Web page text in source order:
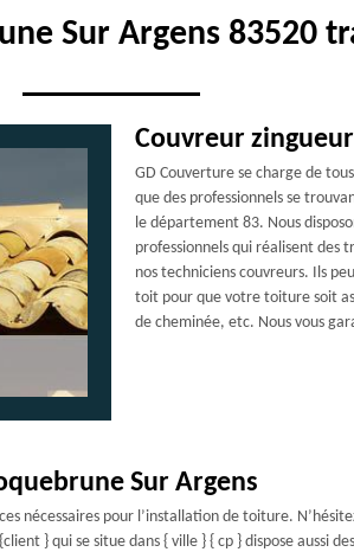
Sur Argens 83520
Couvreur
GD Couverture se charge de
que des professionnels se
le département 83. Nous
professionnels qui réalisent des
nos techniciens couvreurs. Ils
toit pour que votre toiture soit
de cheminée, etc. Nous vous
Sur Argens
nécessaires pour l’installation de toiture.
} qui se situe dans { ville } { cp } dispose aussi